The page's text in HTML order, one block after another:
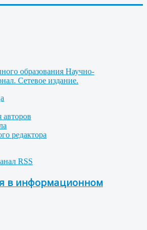
редактора
RSS
в информационном